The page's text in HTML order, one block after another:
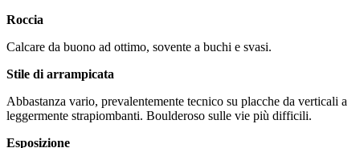
Roccia
Calcare da buono ad ottimo, sovente a buchi e svasi.
Stile di arrampicata
Abbastanza vario, prevalentemente tecnico su placche da verticali a
leggermente strapiombanti. Boulderoso sulle vie più difficili.
Esposizione